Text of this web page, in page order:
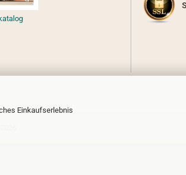
Einkaufserlebnis